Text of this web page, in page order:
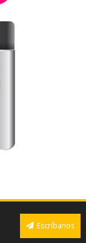
Escríbanos